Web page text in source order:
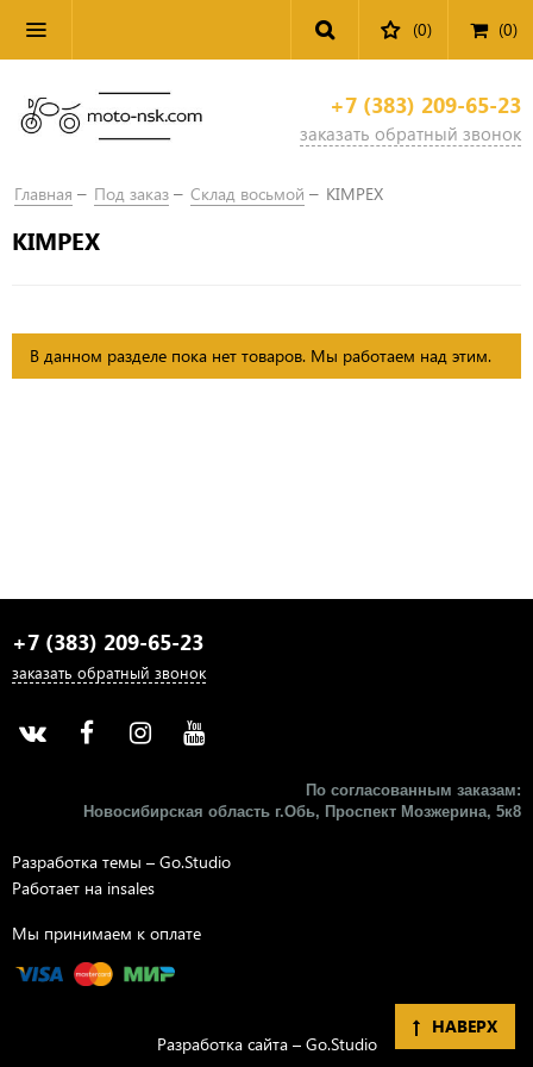
(0) (0)
+7 (383) 209-65-23
заказать обратный звонок
Главная Под заказ Склад восьмой KIMPEX
KIMPEX
В данном разделе пока нет товаров. Мы работаем над этим.
+7 (383) 209-65-23
заказать обратный звонок
По согласованным заказам:
Новосибирская область г.Обь, Проспект Мозжерина, 5к8​
Разработка темы – Go.Studio
Работает на insales
Мы принимаем к оплате
НАВЕРХ
Разработка сайта – Go.Studio